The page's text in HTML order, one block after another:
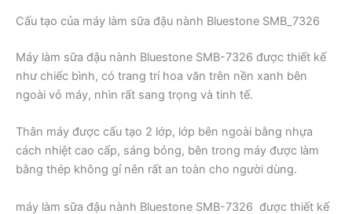
Cấu tạo của máy làm sữa đậu nành Bluestone SMB_7326
Máy làm sữa đậu nành Bluestone SMB-7326 được thiết kế
như chiếc bình, có trang trí hoa văn trên nền xanh bên
ngoài vỏ máy, nhìn rất sang trọng và tinh tế.
Thân máy được cấu tạo 2 lớp, lớp bên ngoài bằng nhựa
cách nhiệt cao cấp, sáng bóng, bên trong máy được làm
bằng thép không gỉ nên rất an toàn cho người dùng.
máy làm sữa đậu nành Bluestone SMB-7326 được thiết kế